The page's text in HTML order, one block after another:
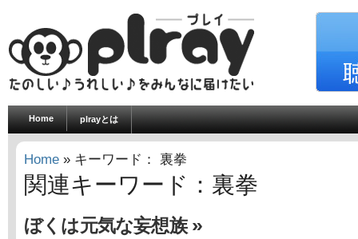
Home plrayとは
Home » キーワード： 裏拳
関連キーワード：裏拳
ぼくは元気な妄想族»